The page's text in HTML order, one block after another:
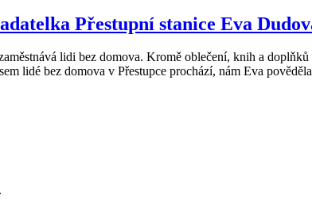
Přestupní stanice Eva
lidi bez domova. Kromě oblečení, knih a
lidé bez domova v Přestupce prochází, nám Eva